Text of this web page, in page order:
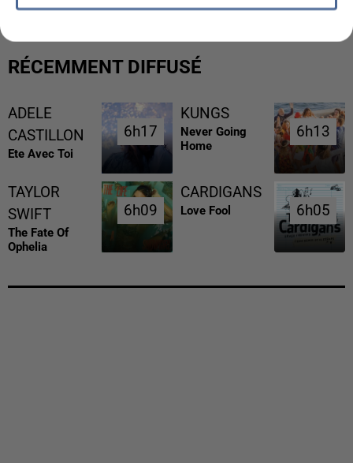
RÉCEMMENT DIFFUSÉ
ADELE
CASTILLON
Ete Avec Toi
6h17
6h17
KUNGS
Never Going
Home
6h13
6h13
TAYLOR
SWIFT
The Fate Of
Ophelia
6h09
6h09
CARDIGANS
Love Fool 6h05
6h05